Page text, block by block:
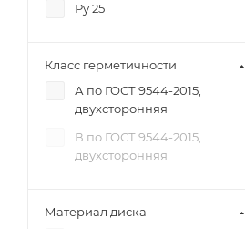
Ру 25
Класс герметичности
А по ГОСТ 9544-2015,
двухсторонняя
В по ГОСТ 9544-2015,
двухсторонняя
Материал диска